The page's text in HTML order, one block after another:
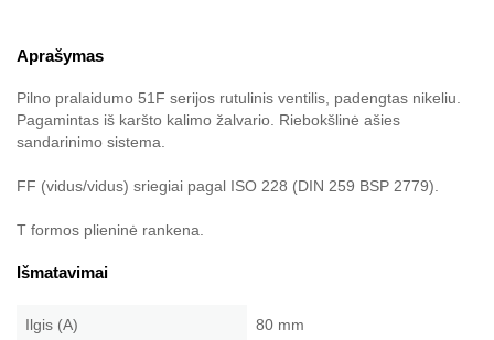
Aprašymas
Pilno pralaidumo 51F serijos rutulinis ventilis, padengtas nikeliu.
Pagamintas iš karšto kalimo žalvario. Riebokšlinė ašies
sandarinimo sistema.
FF (vidus/vidus) sriegiai pagal ISO 228 (DIN 259 BSP 2779).
T formos plieninė rankena.
Išmatavimai
Ilgis (A) 80 mm